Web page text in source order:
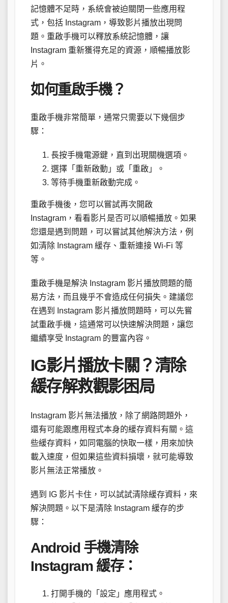
記憶體不足時，系統會被迫關閉一些應用程
式，包括 Instagram，導致影片播放出現問
題。重啟手機可以釋放系統記憶體，讓
Instagram 重新獲得充足的資源，順暢播放影
片。
如何重啟手機？
重啟手機非常簡單，通常只需要以下幾個步
驟：
長按手機電源鍵，直到出現關機選項。
選擇「重新啟動」或「重啟」。
等待手機重新啟動完成。
重啟手機後，您可以嘗試再次開啟
Instagram，看看影片是否可以順暢播放。如果
您還是遇到問題，可以嘗試其他解決方法，例
如清除 Instagram 緩存、重新連接 Wi-Fi 等
等。
重啟手機是解決 Instagram 影片播放問題的簡
易方法，而且幾乎不會造成任何損失。建議您
在遇到 Instagram 影片播放問題時，可以先嘗
試重啟手機，這通常可以快速解決問題，讓您
繼續享受 Instagram 的豐富內容。
IG影片播放卡關？清除
緩存解救觀影困局
Instagram 影片無法播放，除了網路問題外，
還有可能跟應用程式本身的緩存資料有關。這
些緩存資料，如同電腦的快取一樣，用來加快
載入速度，但如果這些資料損壞，就可能導致
影片無法正常播放。
遇到 IG 影片卡住，可以試試清除緩存資料，來
解決問題。以下是清除 Instagram 緩存的步
驟：
Android 手機清除
Instagram 緩存：
打開手機的「設定」應用程式。